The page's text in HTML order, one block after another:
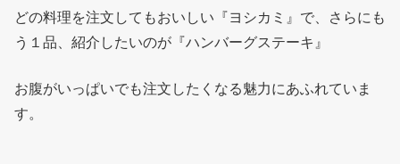
どの料理を注文してもおいしい『ヨシカミ』で、さらにも
う１品、紹介したいのが『ハンバーグステーキ』
お腹がいっぱいでも注文したくなる魅力にあふれていま
す。